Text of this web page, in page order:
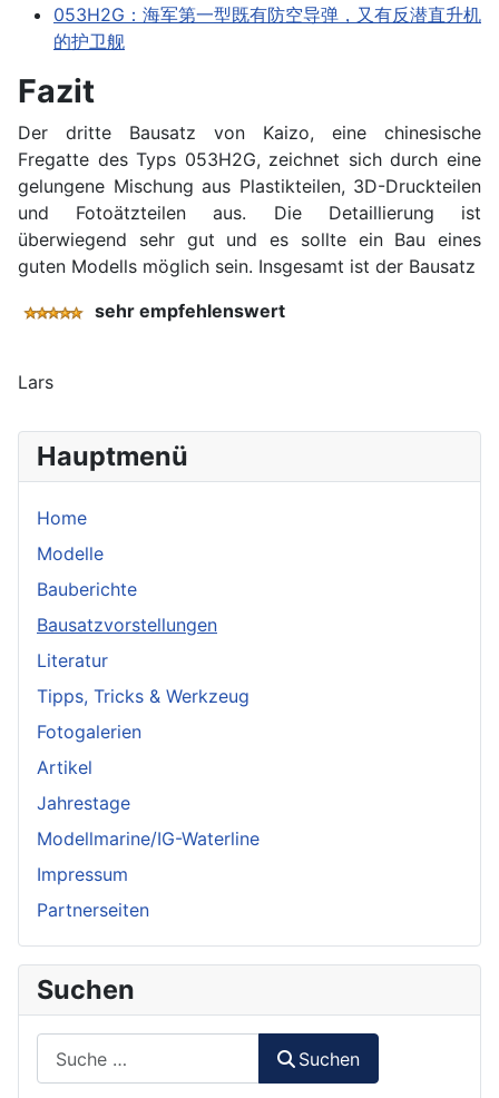
Hauptmenü
Home
Modelle
Bauberichte
Bausatzvorstellungen
Literatur
Tipps, Tricks & Werkzeug
Fotogalerien
Artikel
Jahrestage
Modellmarine/IG-Waterline
Impressum
Partnerseiten
Suchen
Suchen
053H2G：海军第一型既有防空导弹，又有反潜直升机
的护卫舰
Fazit
Der dritte Bausatz von Kaizo, eine chinesische
Fregatte des Typs 053H2G, zeichnet sich durch eine
gelungene Mischung aus Plastikteilen, 3D-Druckteilen
und Fotoätzteilen aus. Die Detaillierung ist
überwiegend sehr gut und es sollte ein Bau eines
guten Modells möglich sein. Insgesamt ist der Bausatz
sehr empfehlenswert
Lars